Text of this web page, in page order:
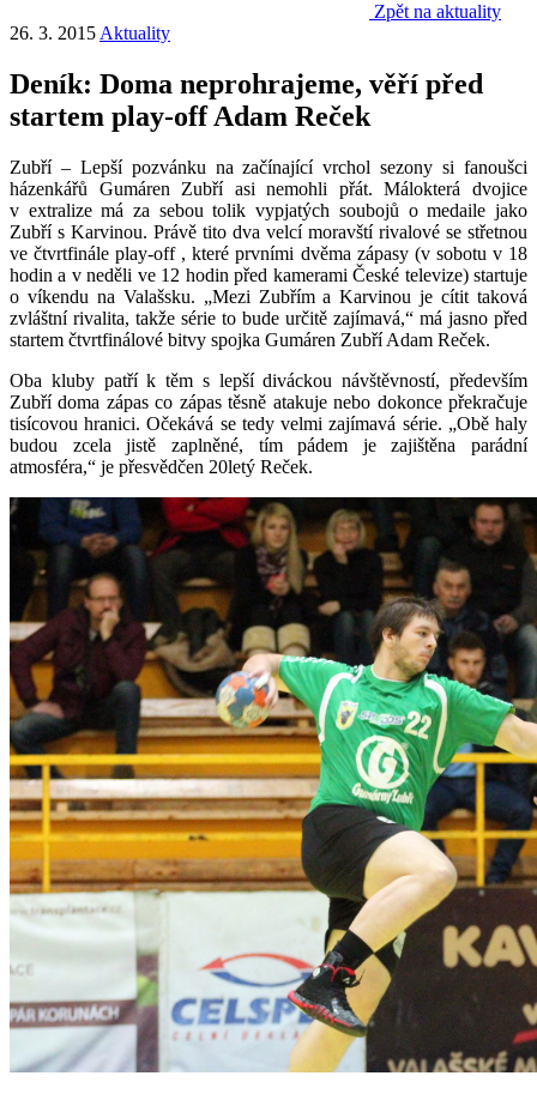
Zpět na aktuality
26. 3. 2015 Aktuality
Deník: Doma neprohrajeme, věří před
startem play-off Adam Reček
Zubří – Lepší pozvánku na začínající vrchol sezony si fanoušci
házenkářů Gumáren Zubří asi nemohli přát. Málokterá dvojice
v extralize má za sebou tolik vypjatých soubojů o medaile jako
Zubří s Karvinou. Právě tito dva velcí moravští rivalové se střetnou
ve čtvrtfinále play-off , které prvními dvěma zápasy (v sobotu v 18
hodin a v neděli ve 12 hodin před kamerami České televize) startuje
o víkendu na Valašsku. „Mezi Zubřím a Karvinou je cítit taková
zvláštní rivalita, takže série to bude určitě zajímavá,“ má jasno před
startem čtvrtfinálové bitvy spojka Gumáren Zubří Adam Reček.
Oba kluby patří k těm s lepší diváckou návštěvností, především
Zubří doma zápas co zápas těsně atakuje nebo dokonce překračuje
tisícovou hranici. Očekává se tedy velmi zajímavá série. „Obě haly
budou zcela jistě zaplněné, tím pádem je zajištěna parádní
atmosféra,“ je přesvědčen 20letý Reček.